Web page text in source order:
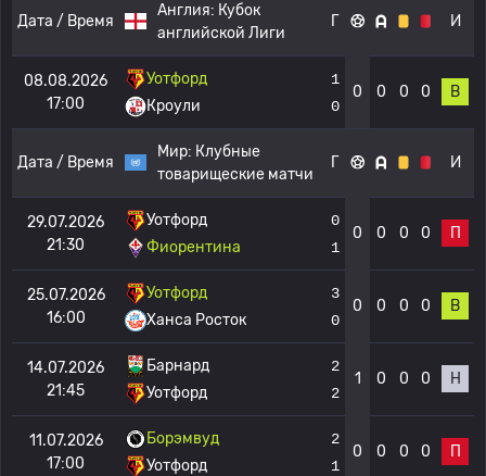
Дата / Время
Англия: Кубок
английской Лиги
Г И
08.08.2026
17:00
Уотфорд
Кроули
1
0
0 0 0 0 В
Дата / Время
Мир: Клубные
товарищеские матчи
Г И
29.07.2026
21:30
Уотфорд
Фиорентина
0
1
0 0 0 0 П
25.07.2026
16:00
Уотфорд
Ханса Росток
3
0
0 0 0 0 В
14.07.2026
21:45
Барнард
Уотфорд
2
2
1 0 0 0 Н
11.07.2026
17:00
Борэмвуд
Уотфорд
2
1
0 0 0 0 П